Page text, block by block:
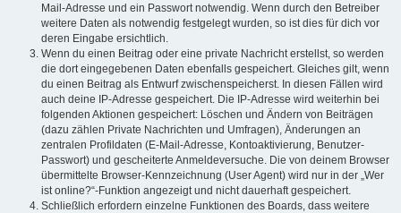
Mail-Adresse und ein Passwort notwendig. Wenn durch den Betreiber
weitere Daten als notwendig festgelegt wurden, so ist dies für dich vor
deren Eingabe ersichtlich.
Wenn du einen Beitrag oder eine private Nachricht erstellst, so werden
die dort eingegebenen Daten ebenfalls gespeichert. Gleiches gilt, wenn
du einen Beitrag als Entwurf zwischenspeicherst. In diesen Fällen wird
auch deine IP-Adresse gespeichert. Die IP-Adresse wird weiterhin bei
folgenden Aktionen gespeichert: Löschen und Ändern von Beiträgen
(dazu zählen Private Nachrichten und Umfragen), Änderungen an
zentralen Profildaten (E-Mail-Adresse, Kontoaktivierung, Benutzer-
Passwort) und gescheiterte Anmeldeversuche. Die von deinem Browser
übermittelte Browser-Kennzeichnung (User Agent) wird nur in der „Wer
ist online?“-Funktion angezeigt und nicht dauerhaft gespeichert.
Schließlich erfordern einzelne Funktionen des Boards, dass weitere